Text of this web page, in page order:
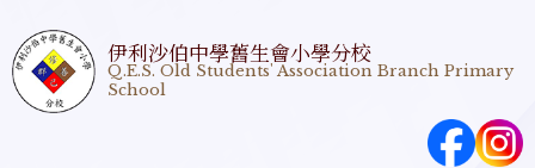
伊利沙伯中學舊生會小學分校
Q.E.S. Old Students' Association Branch Primary
School